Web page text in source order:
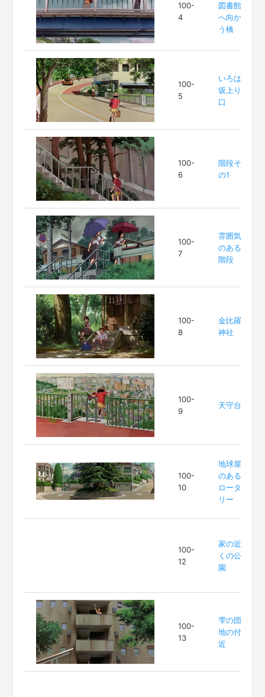
100-
4
図書館
へ向か
う橋
100-
5
いろは
坂上り
口
100-
6
階段そ
の1
100-
7
雰囲気
のある
階段
100-
8
金比羅
神社
100-
9
天守台
100-
10
地球屋
のある
ロータ
リー
100-
12
家の近
くの公
園
100-
13
雫の団
地の付
近